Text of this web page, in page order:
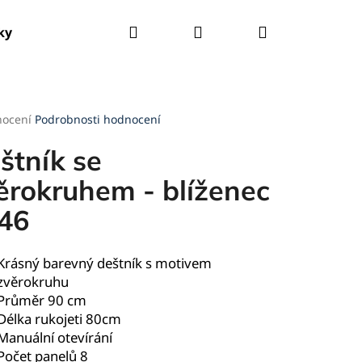
Kšandy Deštníky
Hledat PřihlášeníNákupní
Podrobnosti hodnocení
se
- blíženec
barevný deštník s motivem
90 cm
rukojeti 80cm
otevírání
panelů 8